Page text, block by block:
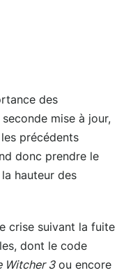
des
mise à jour,
précédents
donc prendre le
hauteur des
crise suivant la fuite
dont le code
Witcher 3ou encore